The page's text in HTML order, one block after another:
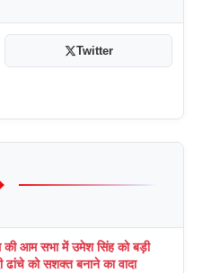
Twitter
की आम सभा में उमेश सिंह को बड़ी
ढांचे को सशक्त बनाने का वादा